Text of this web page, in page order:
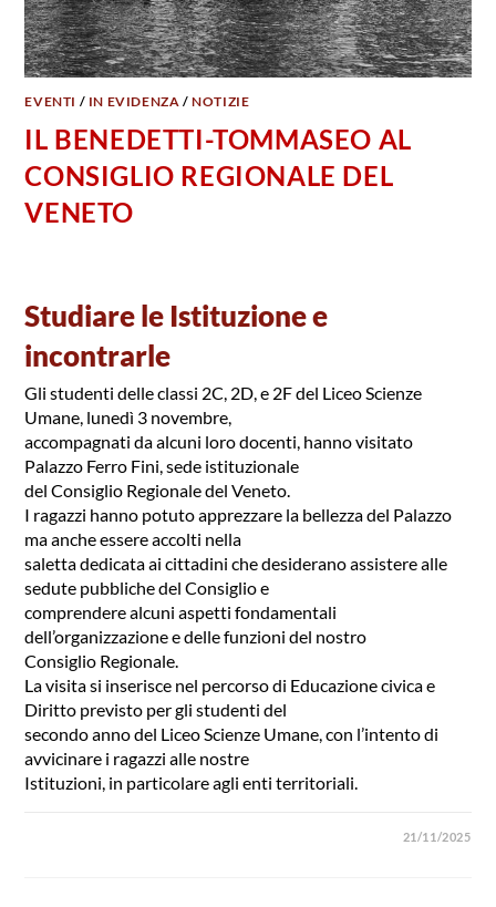
EVENTI / IN EVIDENZA /NOTIZIE
IL BENEDETTI-TOMMASEO AL
CONSIGLIO REGIONALE DEL
VENETO
Studiare le Istituzione e
incontrarle
Gli studenti delle classi 2C, 2D, e 2F del Liceo Scienze
Umane, lunedì 3 novembre,
accompagnati da alcuni loro docenti, hanno visitato
Palazzo Ferro Fini, sede istituzionale
del Consiglio Regionale del Veneto.
I ragazzi hanno potuto apprezzare la bellezza del Palazzo
ma anche essere accolti nella
saletta dedicata ai cittadini che desiderano assistere alle
sedute pubbliche del Consiglio e
comprendere alcuni aspetti fondamentali
dell’organizzazione e delle funzioni del nostro
Consiglio Regionale.
La visita si inserisce nel percorso di Educazione civica e
Diritto previsto per gli studenti del
secondo anno del Liceo Scienze Umane, con l’intento di
avvicinare i ragazzi alle nostre
Istituzioni, in particolare agli enti territoriali.
21/11/2025